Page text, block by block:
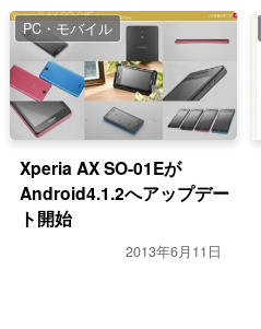
PC・モバイル
Xperia AX SO-01Eが
Android4.1.2へアップデー
ト開始
2013年6月11日